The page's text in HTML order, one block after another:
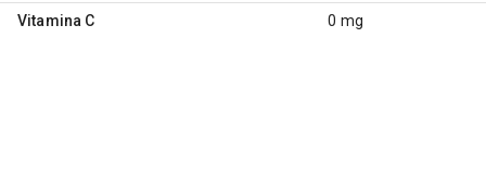
Vitamina C 0 mg